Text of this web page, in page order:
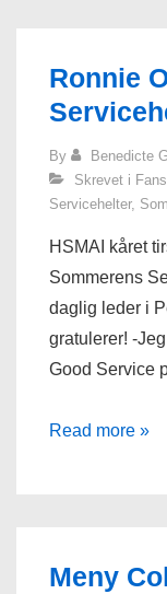
Ronnie
By Benedicte
Skrevet i
Servicehelter,
HSMAI kåret
Sommerens
daglig leder i
gratulerer! -
Good Service
Ronnie
i
Read more »
Meny